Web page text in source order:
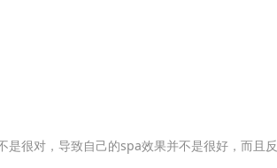
很对，导致自己的spa效果并不是很好，而且反